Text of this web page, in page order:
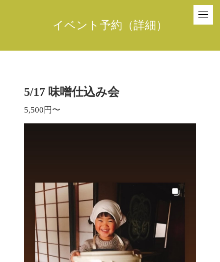
イベント予約（詳細）
5/17 味噌仕込み会
5,500円〜